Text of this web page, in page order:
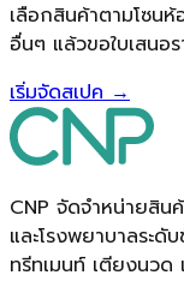
เลือกสินค้าตามโซน
อื่นๆ แล้วขอใบเสนอ
เริ่มจัดสเปค →
CNP จัดจำหน่ายสิ
และโรงพยาบาลระดั
ทรีทเมนท์ เตียงนว